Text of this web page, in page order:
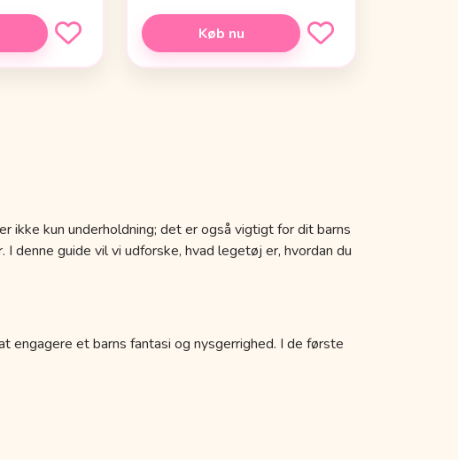
Køb nu
ikke kun underholdning; det er også vigtigt for dit barns
guide vil vi udforske, hvad legetøj er, hvordan du
et barns fantasi og nysgerrighed. I de første